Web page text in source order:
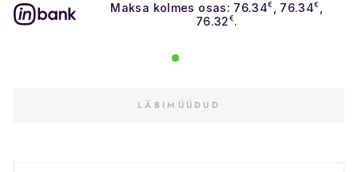
Maksa kolmes osas: 76.34€ , 76.34€
76.32 € .
LÄBIMÜÜDUD